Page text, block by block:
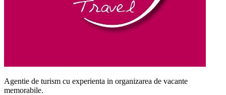
Agentie de turism cu experienta in organizarea de vacante
memorabile.